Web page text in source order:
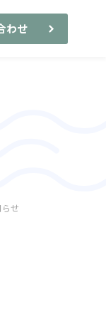
わせ
せ